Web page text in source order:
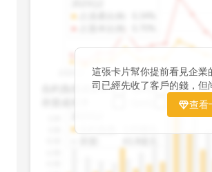
2020Q4 2021Q3 2022Q2
合約負債成長率 QoQ YoY
YoY
這張卡片幫你提前看見企
司已經先收了客戶的錢，但
未來營收的先行指標。透
佔資產、股本的比例，你
讓你在市場還沒反應前，
查看